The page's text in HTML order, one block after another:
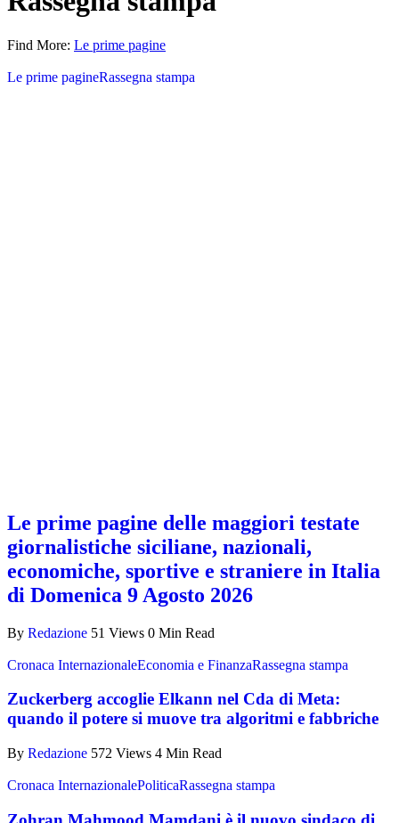
Find More: Le prime pagine
Le prime pagineRassegna stampa
Le prime pagine delle maggiori testate
giornalistiche siciliane, nazionali,
economiche, sportive e straniere in Italia
di Domenica 9 Agosto 2026
By Redazione 51 Views 0 Min Read
Cronaca InternazionaleEconomia e FinanzaRassegna stampa
Zuckerberg accoglie Elkann nel Cda di Meta:
quando il potere si muove tra algoritmi e fabbriche
By Redazione 572 Views 4 Min Read
Cronaca InternazionalePoliticaRassegna stampa